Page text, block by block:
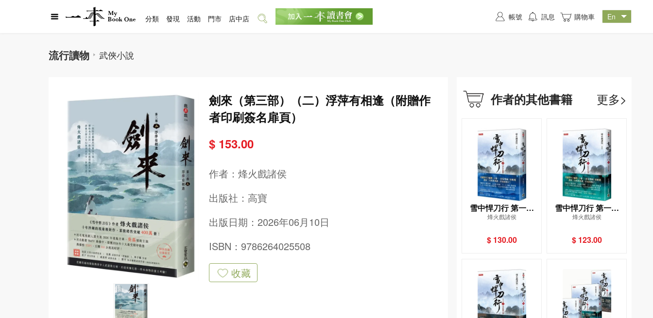
流行讀物 武俠小說
劍來（第三部）（二）浮萍有相逢（附贈作
者印刷簽名扉頁）
$ 153.00
作者： 烽火戲諸侯
出版社： 高寶
出版日期：2026年06月10日
ISBN：9786264025508
收藏
作者的其他書籍 更多>
雪中悍刀行 第一部
（一）──西北有雛鳳
烽火戲諸侯
$ 130.00
雪中悍刀行 第一部
（二）──白馬出涼州
烽火戲諸侯
$ 123.00
分類 發現 活動 門市 店中店 帳號 訊息 購物車